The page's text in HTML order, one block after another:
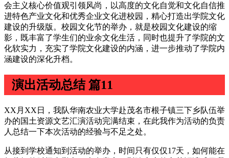
会主义核心价值观引领风尚，以高度的文化自觉和文化自信推
进特色产业文化和优秀企业文化进校园，精心打造出学院文化
建设的升级版。校园文化节的举办，就是校园文化建设的缩
影，既丰富了学生们的业余文化生活，同时也提升了学院的文
化软实力，充实了学院文化建设的内涵，进一步推动了学院内
涵建设的深化升档。
演出活动总结 篇11
XX月XX日，我队华南农业大学赴茂名市根子镇三下乡队伍举
办的国土资源文艺汇演活动完满结束，在此我作为活动的负责
人总结一下本次活动的经验与不足之处。
从接到学校通知到活动的举办，时间只有仅仅17天，如何能在